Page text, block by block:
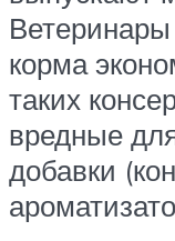
Ветеринары
корма
таких
вредные
добавки